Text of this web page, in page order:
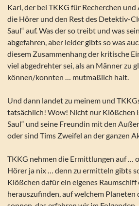
Karl, der bei TKKG für Recherchen
die Hörer und den Rest des Detektiv-
Saul“ auf. Was der so treibt und was
abgefahren, aber leider gibts so was
diesem Zusammenhang der kritische
viel abgedrehter sei, als an Männer zu
können/konnten … mutmaßlich halt.
Und dann landet zu meinem und
tatsächlich! Wow! Nicht nur Klößchen
Saul“ und seine Freundin mit den
oder sind Tims Zweifel an der ganzen
TKKG nehmen die Ermittlungen auf …
Hörer ja nix … denn zu ermitteln gibts
Klößchen dafür ein eigenes
herauszufinden, auf welchem Planeten